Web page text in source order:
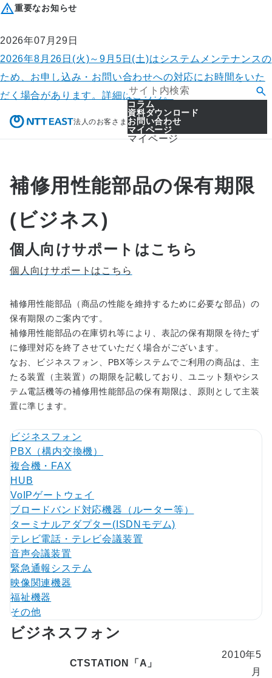
重要なお知らせ
2026年07月29日
2026年8月26日(火)～9月5日(土)はシステムメンテナンスの
ため、お申し込み・お問い合わせへの対応にお時間をいた
だく場合があります。詳細はこちら。
法人のお客さま
コラム
資料ダウンロード
お問い合わせ
マイページ
マイページ
補修用性能部品の保有期限
(ビジネス)
個人向けサポートはこちら
個人向けサポートはこちら
補修用性能部品（商品の性能を維持するために必要な部品）の
保有期限のご案内です。
補修用性能部品の在庫切れ等により、表記の保有期限を待たず
に修理対応を終了させていただく場合がございます。
なお、ビジネスフォン、PBX等システムでご利用の商品は、主
たる装置（主装置）の期限を記載しており、ユニット類やシス
テム電話機等の補修用性能部品の保有期限は、原則として主装
置に準じます。
ビジネスフォン
PBX（構内交換機）
複合機・FAX
HUB
VoIPゲートウェイ
ブロードバンド対応機器（ルーター等）
ターミナルアダプター(ISDNモデム)
テレビ電話・テレビ会議装置
音声会議装置
緊急通報システム
映像関連機器
福祉機器
その他
ビジネスフォン
CTSTATION「A」
2010年5
月